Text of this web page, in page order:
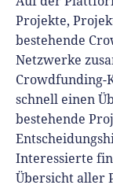
Inhalte und
geben. Das
Podcast-
Er ist
und verfasst
Projekte,
bestehende
Netzwerke
Crowdfunding-
schnell einen
bestehende
Interessierte
Übersicht aller